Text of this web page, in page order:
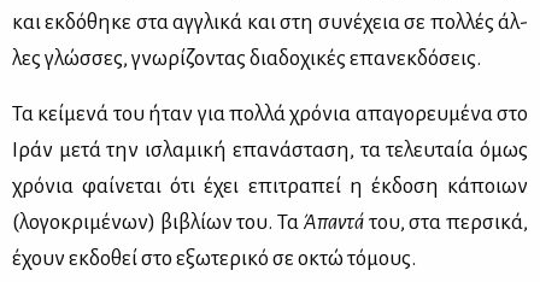
και εκ­δό­θη­κε στα αγ­γλι­κά και στη συ­νέ­χεια σε πολ­λές άλ­
λες γλώσ­σες, γνω­ρί­ζο­ντας δια­δο­χι­κές επα­νεκ­δό­σεις.
Τα κεί­με­νά του ήταν για πολ­λά χρό­νια απα­γο­ρευ­μέ­να στο
Ιράν με­τά την ισλα­μι­κή επα­νά­στα­ση, τα τε­λευ­ταία όμως
χρό­νια φαί­νε­ται ότι έχει επι­τρα­πεί η έκ­δο­ση κά­ποιων
(λο­γο­κρι­μέ­νων) βι­βλί­ων του. Τα Άπα­ντά του, στα περ­σι­κά,
έχουν εκ­δο­θεί στο εξω­τε­ρι­κό σε οκτώ τό­μους.